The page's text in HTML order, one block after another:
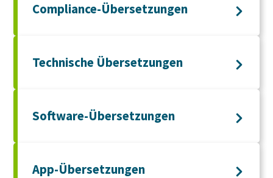
Compliance-Übersetzungen
Technische Übersetzungen
Software-Übersetzungen
App-Übersetzungen